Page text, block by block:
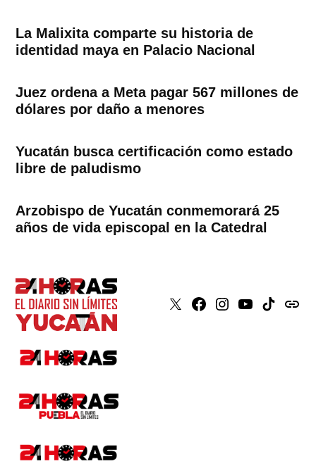
La Malixita comparte su historia de
identidad maya en Palacio Nacional
Juez ordena a Meta pagar 567 millones de
dólares por daño a menores
Yucatán busca certificación como estado
libre de paludismo
Arzobispo de Yucatán conmemorará 25
años de vida episcopal en la Catedral
X Faceboook
Instagram
YoutubeTiktokissuu